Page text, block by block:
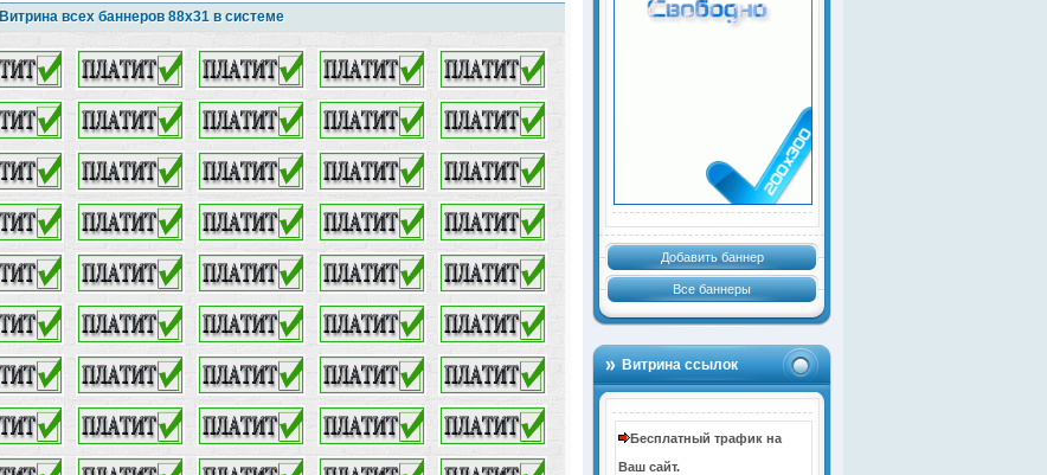
Добавить баннер
Все баннеры
Витрина ссылок
Бесплатный трафик на
Ваш сайт.
Витрина всех баннеров 88x31 в системе